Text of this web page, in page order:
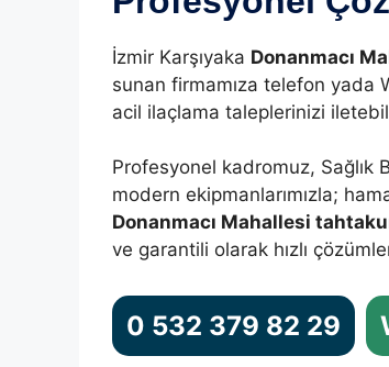
İzmir Karşıyaka Donanmacı
sunan firmamıza telefon yada
acil ilaçlama taleplerinizi
Profesyonel kadromuz, Sağlık
modern ekipmanlarımızla;
Donanmacı Mahallesi
ve garantili olarak hızlı
0 532 379 82 29